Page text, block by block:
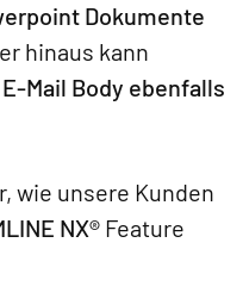
Dokumente
hinaus kann
E-Mail Body ebenfalls
wie unsere Kunden
NX® Feature